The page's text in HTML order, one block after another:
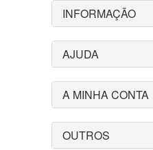
INFORMAÇÃO
AJUDA
A MINHA CONTA
OUTROS